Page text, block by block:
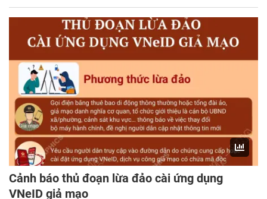
Cộng hòa xã hội chủ nghĩa Việt Nam (2/9/1945 - 2/9/2025).
Cảnh báo thủ đoạn lừa đảo cài ứng dụng
VNeID giả mạo